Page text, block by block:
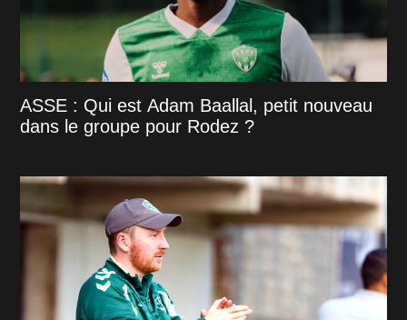
ASSE : Qui est Adam Baallal, petit nouveau
dans le groupe pour Rodez ?